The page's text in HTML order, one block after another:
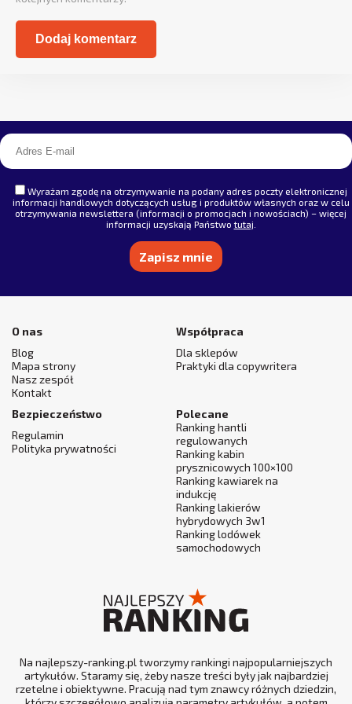
Wyrażam zgodę na otrzymywanie na podany adres poczty elektronicznej
informacji handlowych dotyczących usług i produktów własnych oraz w celu
otrzymywania newslettera (informacji o promocjach i nowościach) – więcej
informacji uzyskają Państwotutaj
O nas
Blog
Mapa strony
Nasz zespół
Kontakt
Współpraca
Dla sklepów
Praktyki dla copywritera
Bezpieczeństwo
Regulamin
Polityka prywatności
Polecane
Ranking hantli
regulowanych
Ranking kabin
prysznicowych 100×100
Ranking kawiarek na
indukcję
Ranking lakierów
hybrydowych 3w1
Ranking lodówek
samochodowych
Na najlepszy-ranking.pl tworzymy rankingi najpopularniejszych
artykułów. Staramy się, żeby nasze treści były jak najbardziej
rzetelne i obiektywne. Pracują nad tym znawcy różnych dziedzin,